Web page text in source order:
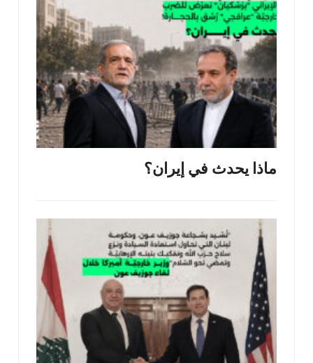
ماذا يحدث في إيران؟